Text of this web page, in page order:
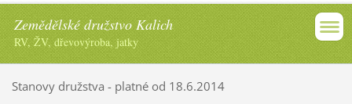
Zemědělské družstvo Kalich
RV, ŽV, dřevovýroba, jatky
Stanovy družstva - platné od 18.6.2014